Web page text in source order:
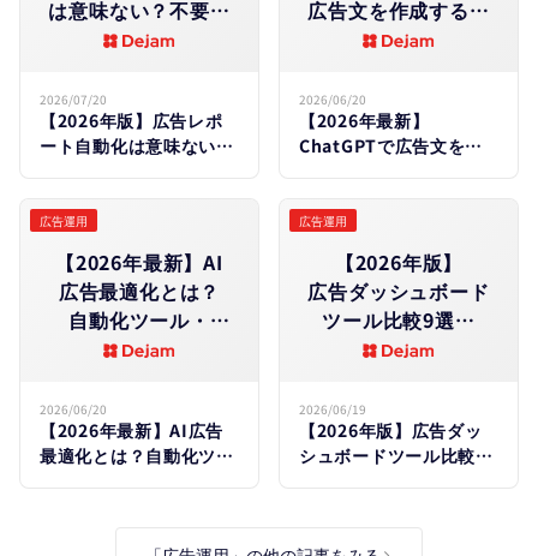
は​意味ない？​不要な​
ケースと​
見分け方
2026/07/20
【2026年版】広告レポ
ート自動化は意味ない？
広告文を​作成する​方​
法｜
ンプレートも​解説
2026/06/20
【2026年最新】
ChatGPTで広告文を作
説
【2026年最新】AI​
広告最適化とは？​
自動化ツール・
活用事例・
広告運用
2026/06/20
【2026年最新】AI広告
最適化とは？自動化ツー
【2026年版】​
広告ダッシュボード
ツール比較9選｜
媒体横断レポートの​
広告運用
2026/06/19
【2026年版】広告ダッ
シュボードツール比較9